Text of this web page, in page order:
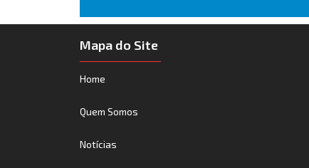
Mapa do Site
Home
Quem Somos
Notícias